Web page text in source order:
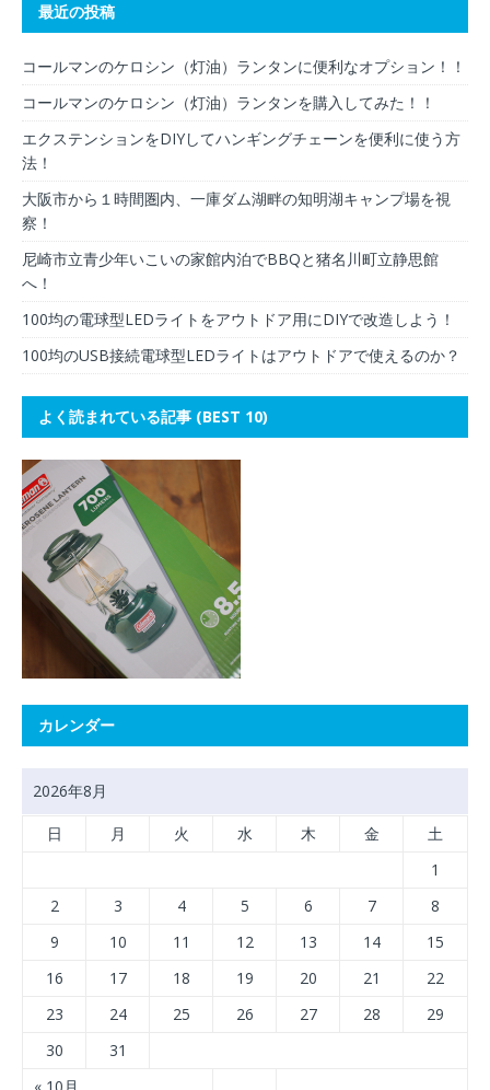
最近の投稿
コールマンのケロシン（灯油）ランタンに便利なオプション！！
コールマンのケロシン（灯油）ランタンを購入してみた！！
エクステンションをDIYしてハンギングチェーンを便利に使う方
法！
大阪市から１時間圏内、一庫ダム湖畔の知明湖キャンプ場を視
察！
尼崎市立青少年いこいの家館内泊でBBQと猪名川町立静思館
へ！
100均の電球型LEDライトをアウトドア用にDIYで改造しよう！
100均のUSB接続電球型LEDライトはアウトドアで使えるのか？
よく読まれている記事 (BEST 10)
カレンダー
2026年8月
日 月 火 水 木 金 土
1
2
3 4 5 6 7
8
9
10 11 12 13 14
15
16
17 18 19 20 21
22
23
24 25 26 27 28
29
30
31